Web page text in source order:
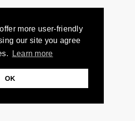
more user-friendly
our site you agree
Learn more
OK